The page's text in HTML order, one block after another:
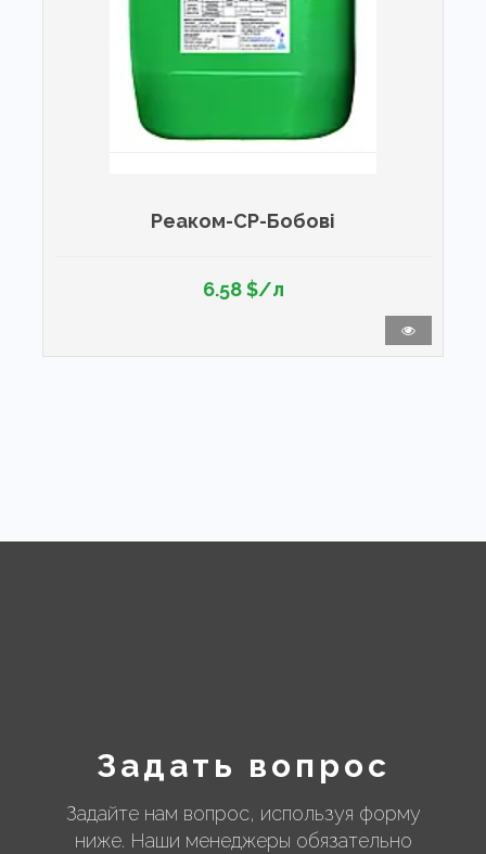
Реаком-СР-Бобові
6.58 $/л
Задать вопрос
Задайте нам вопрос, используя форму
ниже. Наши менеджеры обязательно